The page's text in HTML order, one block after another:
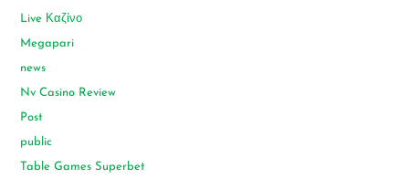
Live Καζίνο
Megapari
news
Nv Casino Review
Post
public
Table Games Superbet